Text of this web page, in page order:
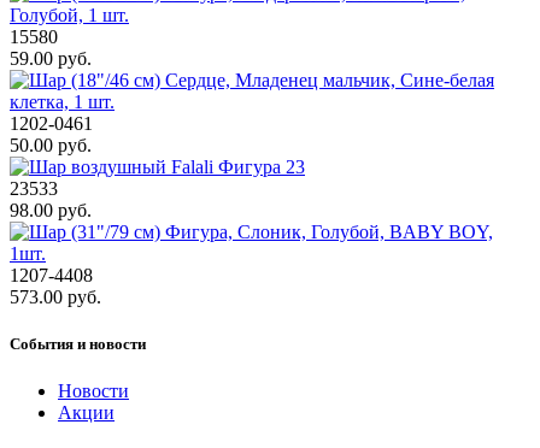
15580
59.00 руб.
1202-0461
50.00 руб.
23533
98.00 руб.
1207-4408
573.00 руб.
События и новости
Новости
Акции